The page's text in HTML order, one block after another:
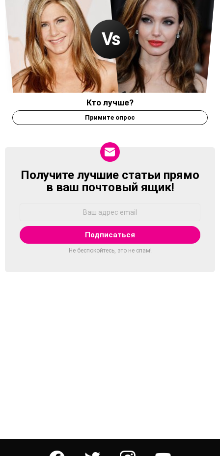
Кто лучше?
Примите опрос
NEWSLETTER
Получите лучшие статьи прямо
в ваш почтовый ящик!
Не беспокойтесь, это не спам!
facebook twitter instagram youtube